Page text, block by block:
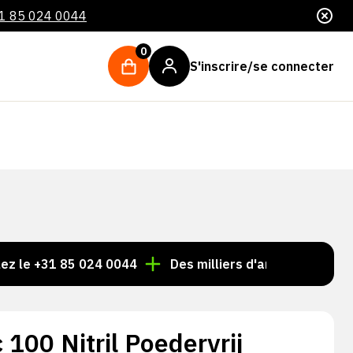
85 024 0044
0
S'inscrire/se connecter
85 024 0044 Des milliers d'articles toujours en
100 Nitril Poedervrij